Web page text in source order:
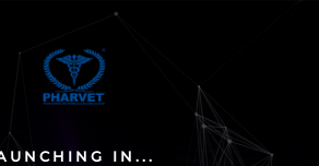
IN...